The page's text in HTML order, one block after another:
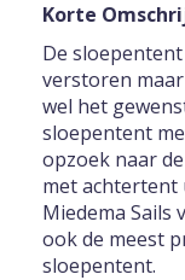
Korte
De
verstoren
wel het
sloepentent
opzoek naar
met achtertent
Miedema Sails
ook de meest
sloepentent.